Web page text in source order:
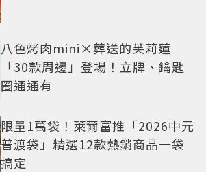
八色烤肉mini×葬送的芙莉蓮
「30款周邊」登場！立牌、鑰匙
圈通通有
限量1萬袋！萊爾富推「2026中元
普渡袋」精選12款熱銷商品一袋
搞定